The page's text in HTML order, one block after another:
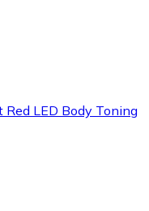
LED Body Toning